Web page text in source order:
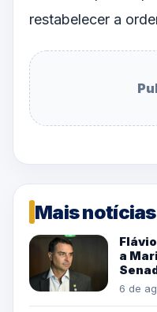
restabelecer a
Mais notícias
a
6 de